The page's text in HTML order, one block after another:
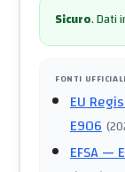
Sicuro.Dati
FONTI UFFICIALI
EU
E906 (
EFSA—